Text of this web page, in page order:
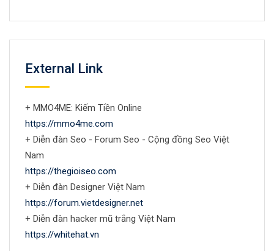
External Link
+ MMO4ME: Kiếm Tiền Online
https://mmo4me.com
+ Diễn đàn Seo - Forum Seo - Cộng đồng Seo Việt
Nam
https://thegioiseo.com
+ Diễn đàn Designer Việt Nam
https://forum.vietdesigner.net
+ Diễn đàn hacker mũ trắng Việt Nam
https://whitehat.vn